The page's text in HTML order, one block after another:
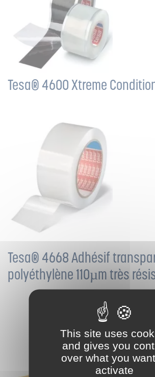
Tesa® 4600 Xtreme
Tesa® 4668 Adhésif
polyéthylène 110µm très
This site uses
and gives you
over what you
activate